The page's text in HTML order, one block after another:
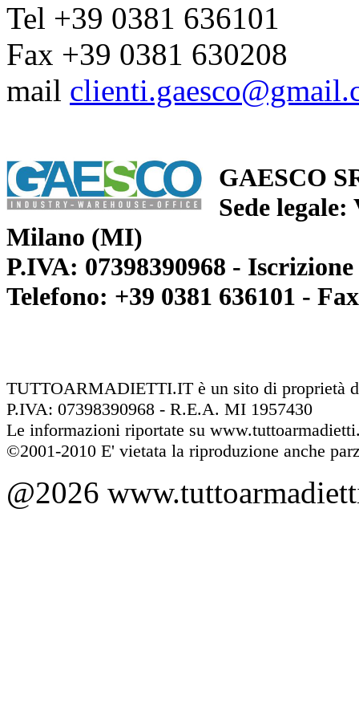
Tel +39 0381 636101
Fax +39 0381 630208
mail
GAESCO
Sede
Milano (MI)
P.IVA: 07398390968 -
Telefono: +39 0381 636101 -
TUTTOARMADIETTI.IT è un sito di proprietà
P.IVA: 07398390968 - R.E.A. MI 1957430
Le informazioni riportate su
©2001-2010 E' vietata la riproduzione anche
@2026